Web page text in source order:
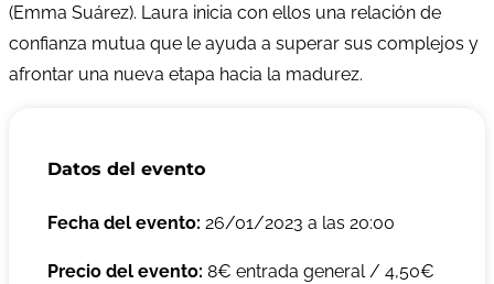
(Emma Suárez). Laura inicia con ellos una relación de
confianza mutua que le ayuda a superar sus complejos y
afrontar una nueva etapa hacia la madurez.
Datos del evento
Fecha del evento: 26/01/2023 a las 20:00
Precio del evento: 8€ entrada general / 4,50€